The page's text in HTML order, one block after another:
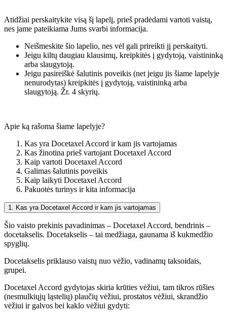
Atidžiai perskaitykite visą šį lapelį, prieš pradėdami vartoti vaistą,
nes jame pateikiama Jums svarbi informacija.
Neišmeskite šio lapelio, nes vėl gali prireikti jį perskaityti.
Jeigu kiltų daugiau klausimų, kreipkitės į gydytoją, vaistininką
arba slaugytoją.
Jeigu pasireiškė šalutinis poveikis (net jeigu jis šiame lapelyje
nenurodytas) kreipkitės į gydytoją, vaistininką arba
slaugytoją. Žr. 4 skyrių.
Apie ką rašoma šiame lapelyje?
Kas yra Docetaxel Accord ir kam jis vartojamas
Kas žinotina prieš vartojant Docetaxel Accord
Kaip vartoti Docetaxel Accord
Galimas šalutinis poveikis
Kaip laikyti Docetaxel Accord
Pakuotės turinys ir kita informacija
1. Kas yra Docetaxel Accord ir kam jis vartojamas
Šio vaisto prekinis pavadinimas – Docetaxel Accord, bendrinis –
docetakselis. Docetakselis – tai medžiaga, gaunama iš kukmedžio
spyglių.
Docetakselis priklauso vaistų nuo vėžio, vadinamų taksoidais,
grupei.
Docetaxel Accord gydytojas skiria krūties vėžiui, tam tikros rūšies
(nesmulkiųjų ląstelių) plaučių vėžiui, prostatos vėžiui, skrandžio
vėžiui ir galvos bei kaklo vėžiui gydyti: